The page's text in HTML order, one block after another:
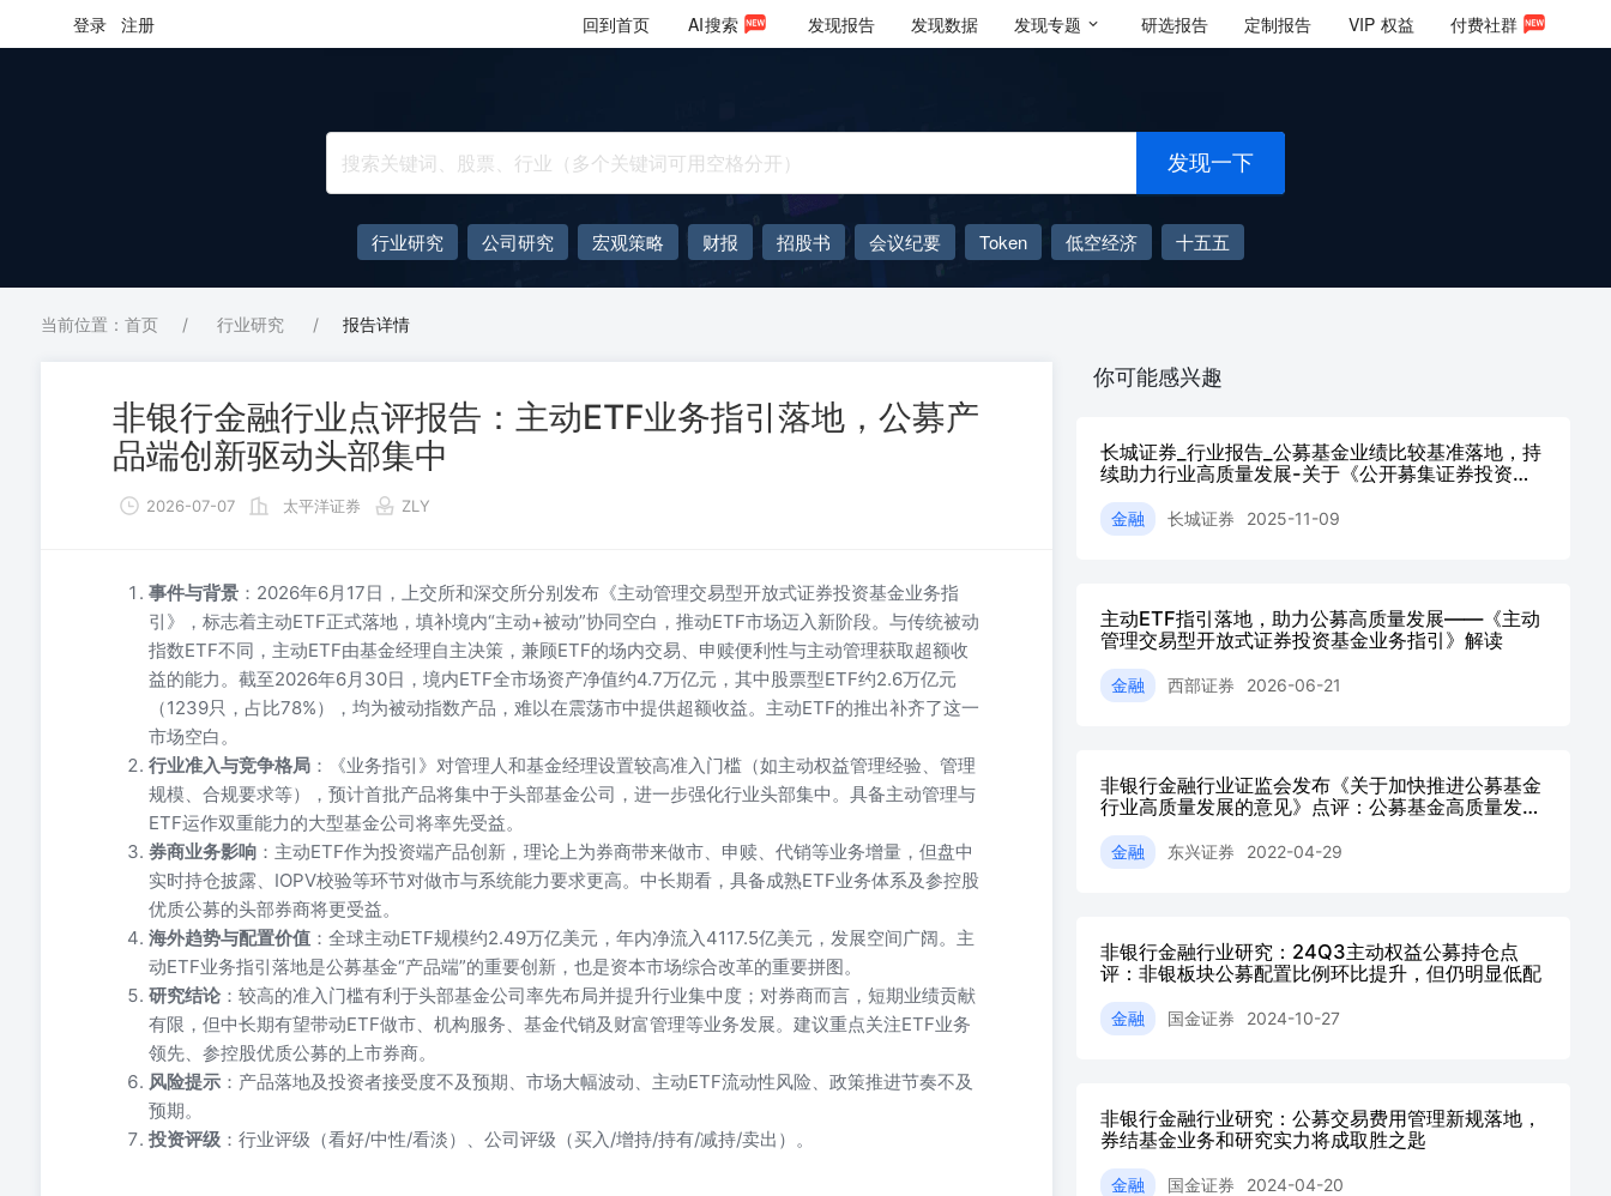
登录 注册 回到首页 AI搜索 发现报告 发现数据 发现专题 研选报告 定制报告 VIP 权益 付费社群
发现一下
行业研究 公司研究 宏观策略 财报 招股书 会议纪要 Token 低空经济
十五五
AIGC
大模型
当前位置：首页 / 行业研究 / 报告详情
非银行金融行业点评报告：主动ETF业务指引落地，公募产
品端创新驱动头部集中
2026-07-07 太平洋证券 ZLY
事件与背景 ：2026年6月17日，上交所和深交所分别发布《主动管理交易型开放式证券投资基金业务指
引》，标志着主动ETF正式落地，填补境内“主动+被动”协同空白，推动ETF市场迈入新阶段。与传统被动
指数ETF不同，主动ETF由基金经理自主决策，兼顾ETF的场内交易、申赎便利性与主动管理获取超额收
益的能力。截至2026年6月30日，境内ETF全市场资产净值约4.7万亿元，其中股票型ETF约2.6万亿元
（1239只，占比78%），均为被动指数产品，难以在震荡市中提供超额收益。主动ETF的推出补齐了这一
市场空白。
行业准入与竞争格局 ：《业务指引》对管理人和基金经理设置较高准入门槛（如主动权益管理经验、管理
规模、合规要求等），预计首批产品将集中于头部基金公司，进一步强化行业头部集中。具备主动管理与
ETF运作双重能力的大型基金公司将率先受益。
券商业务影响 ：主动ETF作为投资端产品创新，理论上为券商带来做市、申赎、代销等业务增量，但盘中
实时持仓披露、IOPV校验等环节对做市与系统能力要求更高。中长期看，具备成熟ETF业务体系及参控股
优质公募的头部券商将更受益。
海外趋势与配置价值 ：全球主动ETF规模约2.49万亿美元，年内净流入4117.5亿美元，发展空间广阔。主
动ETF业务指引落地是公募基金“产品端”的重要创新，也是资本市场综合改革的重要拼图。
研究结论：较高的准入门槛有利于头部基金公司率先布局并提升行业集中度；对券商而言，短期业绩贡献
有限，但中长期有望带动ETF做市、机构服务、基金代销及财富管理等业务发展。建议重点关注ETF业务
领先、参控股优质公募的上市券商。
风险提示 ：产品落地及投资者接受度不及预期、市场大幅波动、主动ETF流动性风险、政策推进节奏不及
预期。
投资评级 ：行业评级（看好/中性/看淡）、公司评级（买入/增持/持有/减持/卖出）。
你可能感兴趣
长城证券_行业报告_公募基金业绩比较基准落地，持
续助力行业高质量发展-关于《公开募集证券投资基
行金融_刘文强
金融 长城证券 2025-11-09
主动ETF指引落地，助力公募高质量发展——《主动
管理交易型开放式证券投资基金业务指引》解读
金融 西部证券 2026-06-21
非银行金融行业证监会发布《关于加快推进公募基金
行业高质量发展的意见》点评：公募基金高质量发展
金融 东兴证券 2022-04-29
非银行金融行业研究：24Q3主动权益公募持仓点
评：非银板块公募配置比例环比提升，但仍明显低配
金融 国金证券 2024-10-27
非银行金融行业研究：公募交易费用管理新规落地，
券结基金业务和研究实力将成取胜之匙
金融 国金证券 2024-04-20